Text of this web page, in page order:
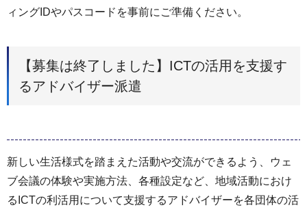
ィングIDやパスコードを事前にご準備ください。
【募集は終了しました】ICTの活用を支援す
るアドバイザー派遣
新しい生活様式を踏まえた活動や交流ができるよう、ウェ
ブ会議の体験や実施方法、各種設定など、地域活動におけ
るICTの利活用について支援するアドバイザーを各団体の活